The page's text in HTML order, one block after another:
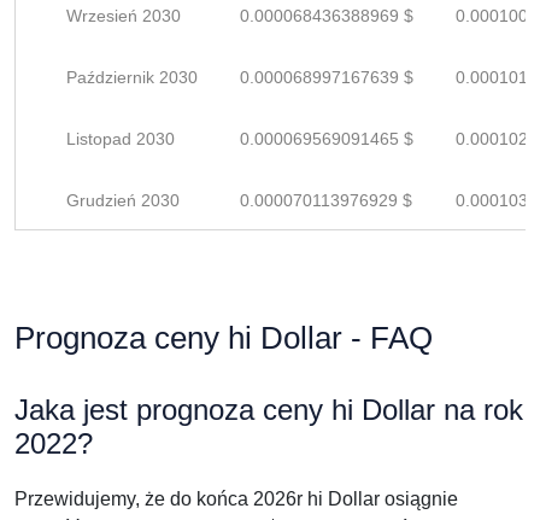
Wrzesień 2030 0.000068436388969 $
Październik 2030 0.000068997167639 $
Listopad 2030 0.000069569091465 $
Grudzień 2030 0.000070113976929 $
Prognoza ceny hi Dollar - FAQ
Jaka jest prognoza ceny hi Dollar na rok
2022?
Przewidujemy, że do końca 2026r hi Dollar osiągnie